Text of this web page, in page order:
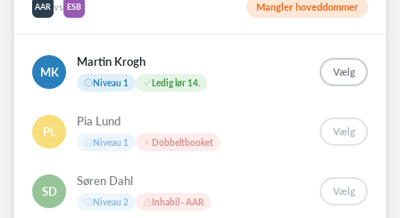
AAR vs ESB Mangler hoveddommer
MK
Martin Krogh
Niveau 1 Ledig lør 14.
Vælg
PL
Pia Lund
Niveau 1 Dobbeltbooket
Vælg
SD
Søren Dahl
Niveau 2 Inhabil · AAR
Vælg